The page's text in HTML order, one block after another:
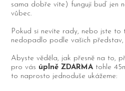
sama dobře víte) fungují buď jen
vůbec.
Pokud si nevíte rady, nebo jste
nedopadlo podle vašich
Abyste věděla, jak přesně na to,
pro vás úplně ZDARMA tohle
to naprosto jednoduše ukážeme: